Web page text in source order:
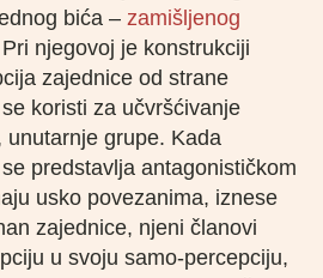
bića – zamišljenog
njegovoj je konstrukciji
zajednice od strane
koristi za učvršćivanje
unutarnje grupe. Kada
predstavlja antagonističkom
usko povezanima, iznese
zajednice, njeni članovi
u svoju samo-percepciju,